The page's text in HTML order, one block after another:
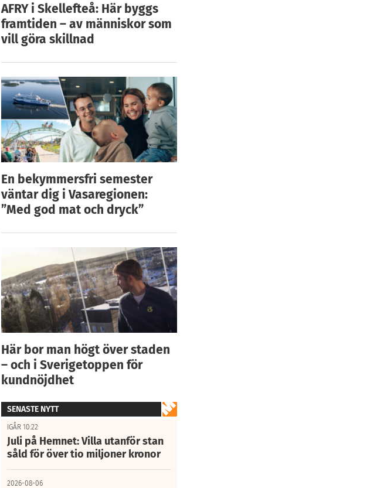
AFRY i Skellefteå: Här byggs
framtiden – av människor som
vill göra skillnad
En bekymmersfri semester
väntar dig i Vasaregionen:
”Med god mat och dryck”
Här bor man högt över staden
– och i Sverigetoppen för
kundnöjdhet
SENASTE NYTT
IGÅR 10:22
Juli på Hemnet: Villa utanför stan
såld för över tio miljoner kronor
2026-08-06